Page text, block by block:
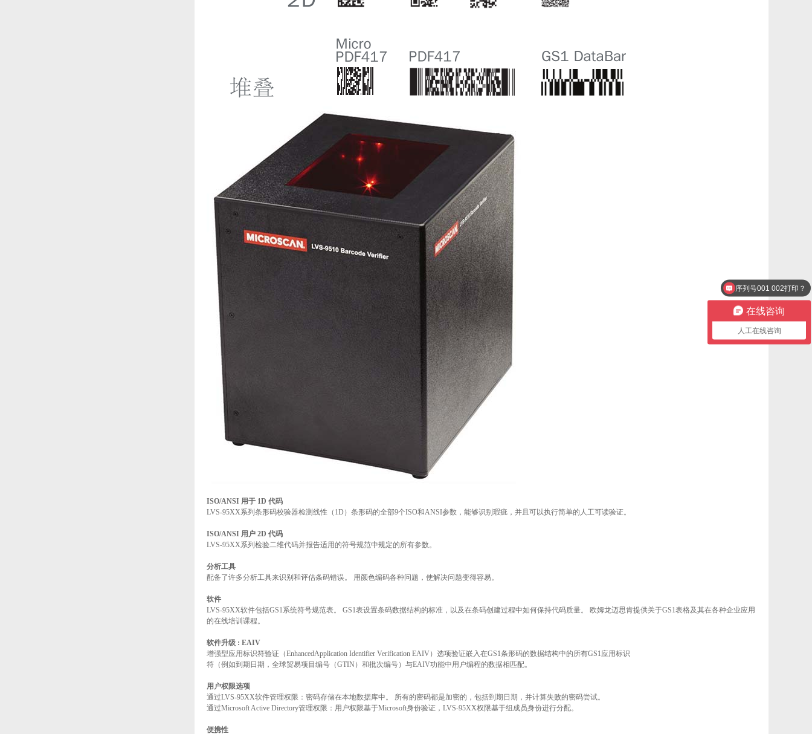
ISO/ANSI 用于 1D 代码
LVS-95XX系列条形码校验器检测线性（1D）条形码的全部9个ISO和ANSI参数，能够识别瑕疵，并且可以执行简单的人工可读验证。
ISO/ANSI 用户 2D 代码
LVS-95XX系列检验二维代码并报告适用的符号规范中规定的所有参数。
分析工具
配备了许多分析工具来识别和评估条码错误。 用颜色编码各种问题，使解决问题变得容易。
软件
LVS-95XX软件包括GS1系统符号规范表。 GS1表设置条码数据结构的标准，以及在条码创建过程中如何保持代码质量。 欧姆龙迈思肯提供关于GS1表格及其在各种企业应用
的在线培训课程。
软件升级 : EAIV
增强型应用标识符验证（EnhancedApplication Identifier Verification EAIV）选项验证嵌入在GS1条形码的数据结构中的所有GS1应用标识
符（例如到期日期，全球贸易项目编号（GTIN）和批次编号）与EAIV功能中用户编程的数据相匹配。
用户权限选项
通过LVS-95XX软件管理权限：密码存储在本地数据库中。 所有的密码都是加密的，包括到期日期，并计算失败的密码尝试。
通过Microsoft Active Directory管理权限：用户权限基于Microsoft身份验证，LVS-95XX权限基于组成员身份进行分配。
便携性
在线咨询
人工在线咨询
序列号001 002打印？